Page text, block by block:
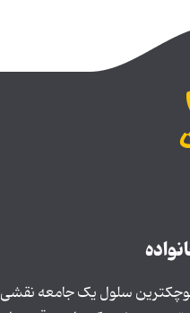
کوچکترین سلول یک جامعه نقشی